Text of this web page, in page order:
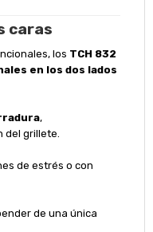
caras
los TCH 832
en los dos lados
,
del grillete.
de estrés o con
de una única